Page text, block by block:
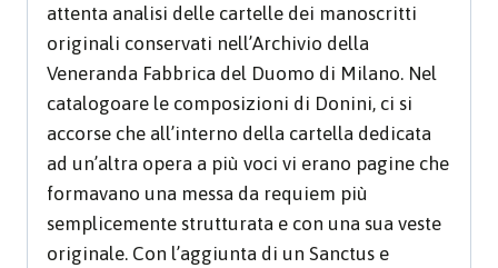
attenta analisi delle cartelle dei manoscritti
originali conservati nell’Archivio della
Veneranda Fabbrica del Duomo di Milano. Nel
catalogoare le composizioni di Donini, ci si
accorse che all’interno della cartella dedicata
ad un’altra opera a più voci vi erano pagine che
formavano una messa da requiem più
semplicemente strutturata e con una sua veste
originale. Con l’aggiunta di un Sanctus e